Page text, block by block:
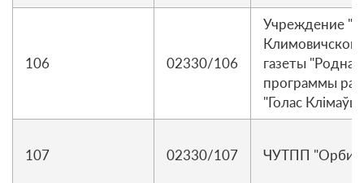
106 02330/106
Учреждение
Климовичской
газеты
программы
"Голас
107 02330/107 ЧУТПП